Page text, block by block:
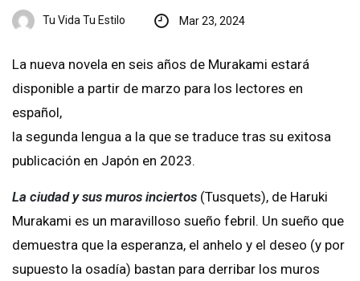
Tu Vida Tu Estilo Mar 23, 2024
La nueva novela en seis años de Murakami estará
disponible a partir de marzo para los lectores en
español,
la segunda lengua a la que se traduce tras su exitosa
publicación en Japón en 2023.
La ciudad y sus muros inciertos (Tusquets), de Haruki
Murakami es un maravilloso sueño febril. Un sueño que
demuestra que la esperanza, el anhelo y el deseo (y por
supuesto la osadía) bastan para derribar los muros